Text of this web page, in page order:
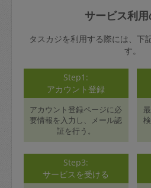
サービス利
タスカジを利用する際には、下
す。
Step1:
アカウント登録
アカウント登録ページに必
要情報を入力し、メール認
証を行う。
Step3:
サービスを受ける